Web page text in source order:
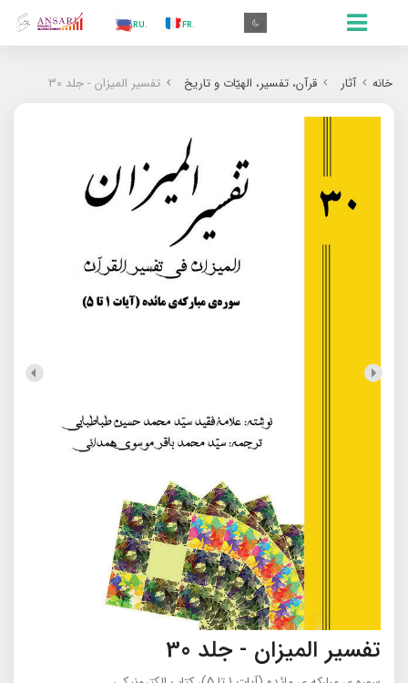
.RU
.ES
.IN
خانه آثار قرآن، تفسیر، الهیّات و تاریخ تفسیر المیزان - جلد 30
تفسیر المیزان - جلد 30